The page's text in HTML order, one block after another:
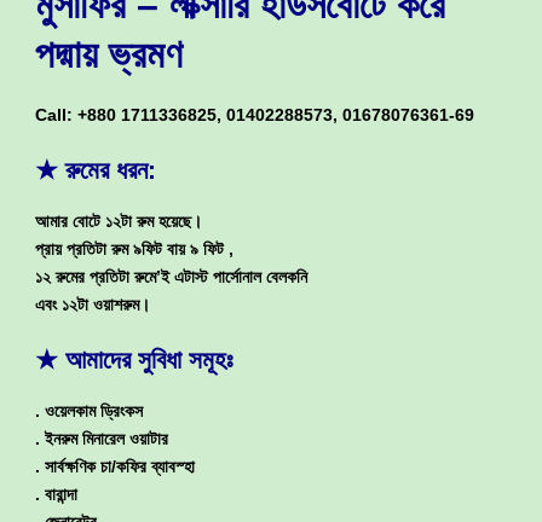
পদ্মায় ভ্রমণ
Call: +880 1711336825, 01402288573, 01678076361-69
★ রুমের ধরন:
আমার বোটে ১২টা রুম হয়েছে।
প্রায় প্রতিটা রুম ৯ফিট বায় ৯ ফিট ,
১২ রুমের প্রতিটা রুমে’ই এটাস্ট পার্সোনাল বেলকনি
এবং ১২টা ওয়াশরুম।
★ আমাদের সুবিধা সমূহঃ
. ওয়েলকাম ড্রিংকস
. ইনরুম মিনারেল ওয়াটার
. সার্বক্ষণিক চা/কফির ব্যাবস্হা
. বারান্দা